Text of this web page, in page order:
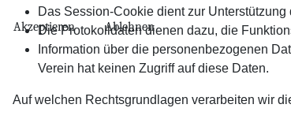
Das Session-Cookie dient zur
Die Protokolldaten dienen dazu, die
Information über die personenbezogenen
Verein hat keinen Zugriff auf diese Daten.
Auf welchen Rechtsgrundlagen verarbeiten wir
Akzeptieren
Ablehnen